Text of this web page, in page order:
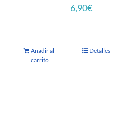
6,90€
Añadir al
carrito
Detalles